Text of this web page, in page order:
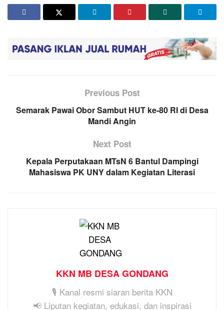
Previous Post
Semarak Pawai Obor Sambut HUT ke-80 RI di Desa
Mandi Angin
Next Post
Kepala Perputakaan MTsN 6 Bantul Dampingi
Mahasiswa PK UNY dalam Kegiatan Literasi
KKN MB DESA GONDANG
🎙️ Kanal resmi siaran berita KKN
📢 Liputan kegiatan, edukasi, dan inspirasi